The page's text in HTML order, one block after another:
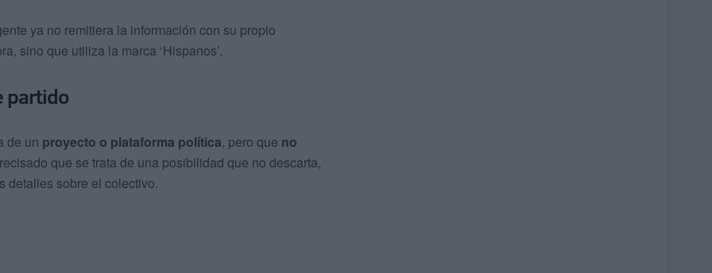
ya no remitiera la información con su propio
sino que utiliza la marca ‘Hispanos’.
partido
de un proyecto o plataforma política, pero que no
que se trata de una posibilidad que no descarta,
detalles sobre el colectivo.